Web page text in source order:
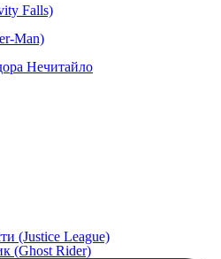
Falls)
Man)
Нечитайло
(Justice League)
(Ghost Rider)